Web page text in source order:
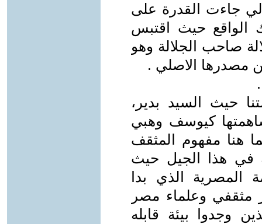
جاءت القدرة على
الواقع حيث اقتبس
صاحب الجلالة وهو
مصدرها الاصلي .
حيث السيد بدير،
كيوسف وهبي
هنا مفهوم المثقف
في هذا الجيل حيث
المصرية الذي بدا
ثم تقنيا عبر مثقفي وعلماء مصر
وجدوا بيئة قابله